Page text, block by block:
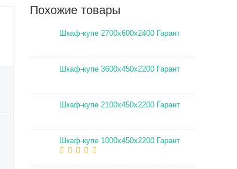
Похожие товары
Шкаф-купе 2700х600х2400 Гарант
Шкаф-купе 3600х450х2200 Гарант
Шкаф-купе 2100х450х2200 Гарант
Шкаф-купе 1000х450х2200 Гарант